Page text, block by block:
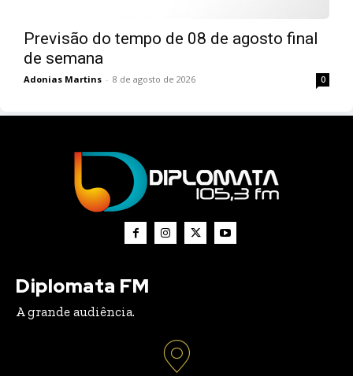
Previsão do tempo de 08 de agosto final
de semana
Adonias Martins - 8 de agosto de 2026 0
Diplomata FM
A grande audiência.